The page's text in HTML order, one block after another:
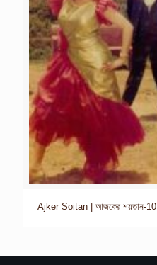
Ajker Soitan | আজকের শয়তান-10